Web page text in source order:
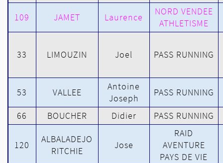
109 JAMET Laurence
NORD VENDEE
ATHLETISME
33 LIMOUZIN Joel PASS RUNNING
53 VALLEE
Antoine
Joseph
PASS RUNNING
66 BOUCHER Didier PASS RUNNING
120
ALBALADEJO
RITCHIE
Jose
RAID
AVENTURE
PAYS DE VIE